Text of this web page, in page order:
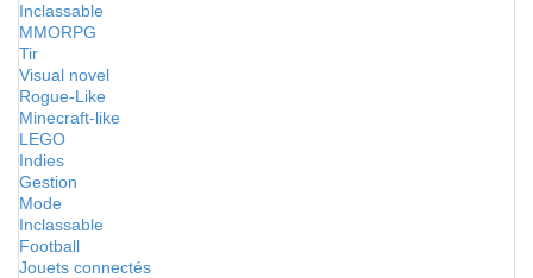
Inclassable
MMORPG
Tir
Visual novel
Rogue-Like
Minecraft-like
LEGO
Indies
Gestion
Mode
Inclassable
Football
Jouets connectés